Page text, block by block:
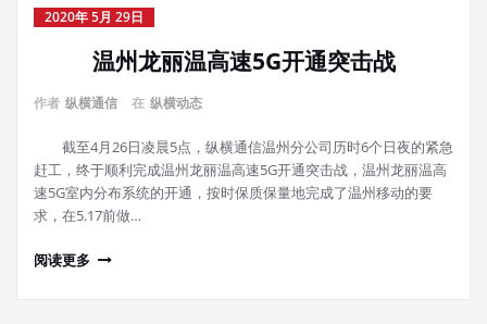
2020年 5月 29日
温州龙丽温高速5G开通突击战
作者 纵横通信 在 纵横动态
截至4月26日凌晨5点，纵横通信温州分公司历时6个日夜的紧急
赶工，终于顺利完成温州龙丽温高速5G开通突击战，温州龙丽温高
速5G室内分布系统的开通，按时保质保量地完成了温州移动的要
求，在5.17前做…
阅读更多